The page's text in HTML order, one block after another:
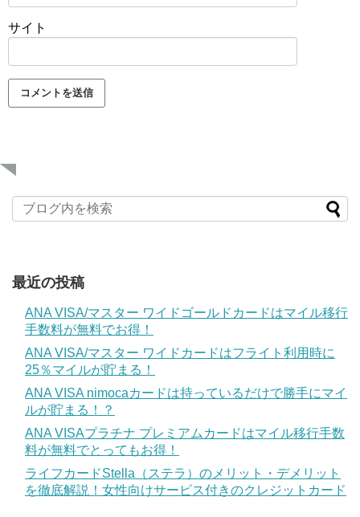
サイト
最近の投稿
ANA VISA/マスター ワイドゴールドカードはマイル移行
手数料が無料でお得！
ANA VISA/マスター ワイドカードはフライト利用時に
25％マイルが貯まる！
ANA VISA nimocaカードは持っているだけで勝手にマイ
ルが貯まる！？
ANA VISAプラチナ プレミアムカードはマイル移行手数
料が無料でとってもお得！
ライフカードStella（ステラ）のメリット・デメリット
を徹底解説！女性向けサービス付きのクレジットカード